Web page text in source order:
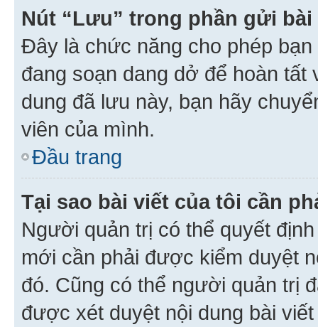
Nút “Lưu” trong phần gửi
Đây là chức năng cho phép
đang soạn dang dở để hoàn
dung đã lưu này, bạn hãy
viên của mình.
Đầu trang
Tại sao bài viết của tôi cần
Người quản trị có thể quyết
mới cần phải được kiểm duyệt
đó. Cũng có thể người quản trị
được xét duyệt nội dung bài